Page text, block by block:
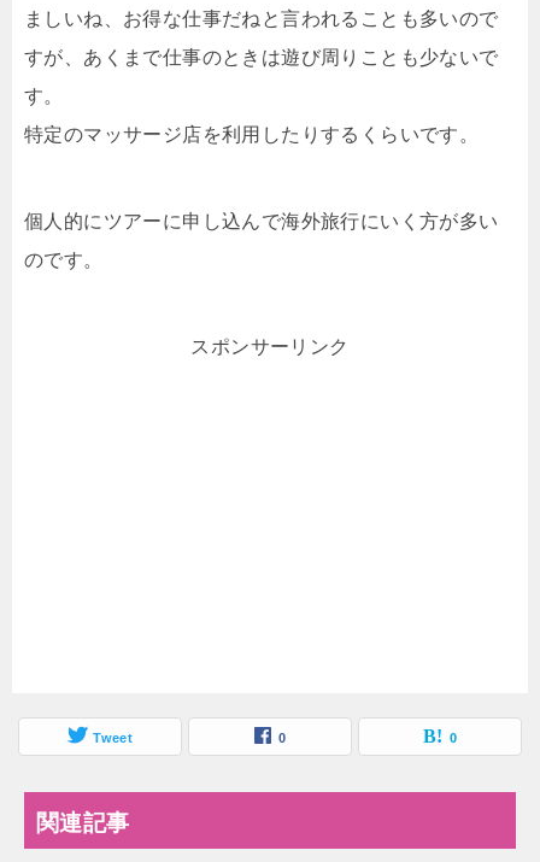
ましいね、お得な仕事だねと言われることも多いので
すが、あくまで仕事のときは遊び周りことも少ないで
す。
特定のマッサージ店を利用したりするくらいです。
個人的にツアーに申し込んで海外旅行にいく方が多い
のです。
スポンサーリンク
Tweet 0 0
関連記事